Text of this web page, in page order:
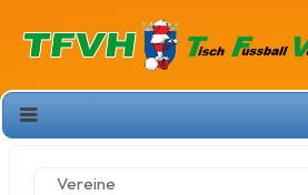
Vereine